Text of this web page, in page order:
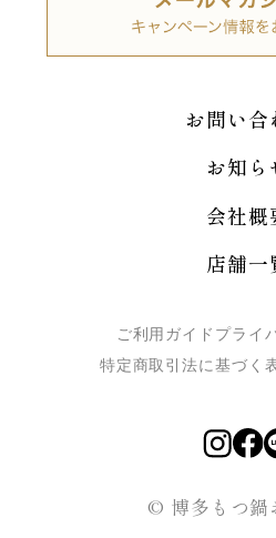
お問い合
お知ら
会社概
店舗一
ご利用ガイド プライ
特定商取引法に基づく
© 博多もつ鍋